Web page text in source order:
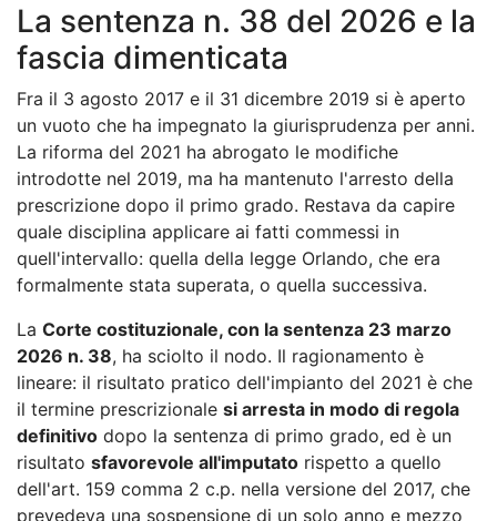
La sentenza n. 38 del 2026 e la
fascia dimenticata
Fra il 3 agosto 2017 e il 31 dicembre 2019 si è aperto
un vuoto che ha impegnato la giurisprudenza per anni.
La riforma del 2021 ha abrogato le modifiche
introdotte nel 2019, ma ha mantenuto l'arresto della
prescrizione dopo il primo grado. Restava da capire
quale disciplina applicare ai fatti commessi in
quell'intervallo: quella della legge Orlando, che era
formalmente stata superata, o quella successiva.
La Corte costituzionale, con la sentenza 23 marzo
2026 n. 38, ha sciolto il nodo. Il ragionamento è
lineare: il risultato pratico dell'impianto del 2021 è che
il termine prescrizionale si arresta in modo di regola
definitivo dopo la sentenza di primo grado, ed è un
risultato sfavorevole all'imputato rispetto a quello
dell'art. 159 comma 2 c.p. nella versione del 2017, che
prevedeva una sospensione di un solo anno e mezzo